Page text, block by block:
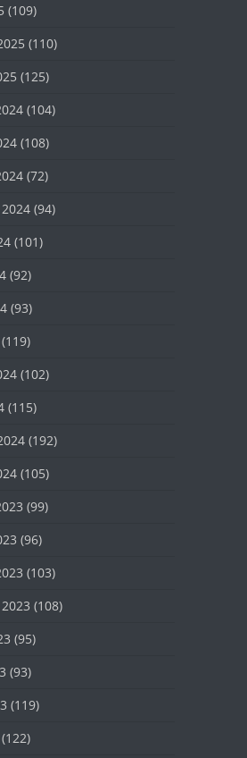
(109)
(110)
(125)
(104)
(108)
(72)
(94)
(101)
(92)
(93)
(102)
(115)
(192)
(105)
(99)
(96)
(103)
(108)
(95)
(93)
(119)
(122)